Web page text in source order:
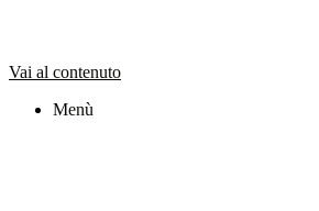
Vai al contenuto
Menù